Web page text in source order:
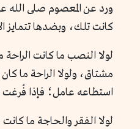
ورد عن المعصوم صلى الله
كانت تلك، وبضدها تتمايز
لولا النصب ما كانت الراحة
مشتاق، ولولا الراحة ما
استطاعه عامل؛ فإذا
لولا الفقر والحاجة ما كانت